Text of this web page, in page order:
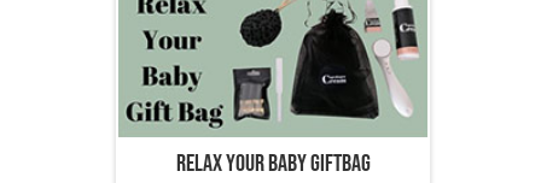
Relax your baby giftbag